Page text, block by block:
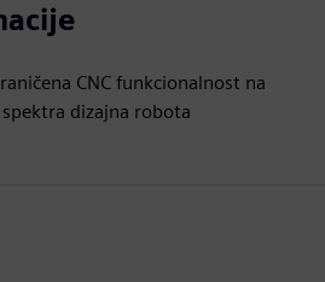
CNC funkcionalnost na
dizajna robota